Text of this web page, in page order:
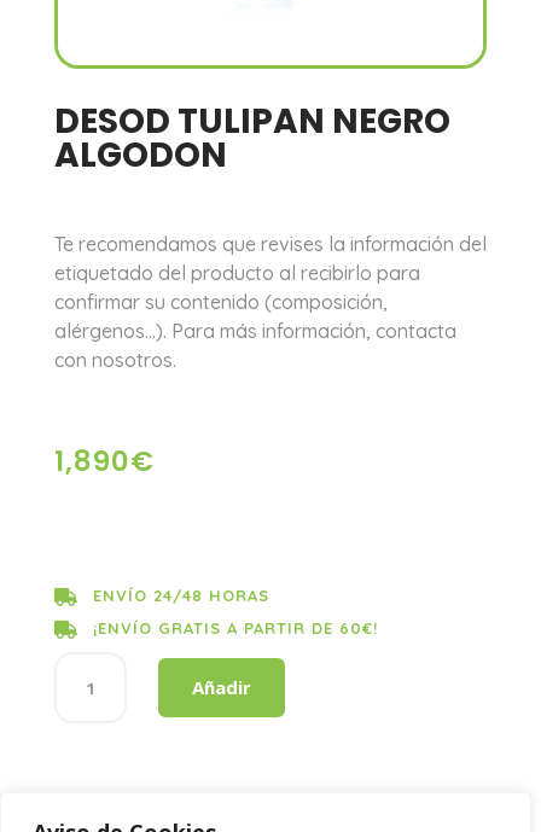
DESOD TULIPAN NEGRO
ALGODON
Te recomendamos que revises la información del
etiquetado del producto al recibirlo para
confirmar su contenido (composición,
alérgenos…). Para más información, contacta
con nosotros.
1,890€
 ENVÍO 24/48 HORAS
 ¡ENVÍO GRATIS A PARTIR DE 60€!
TULIPAN
Añadir